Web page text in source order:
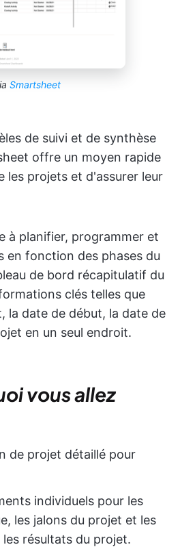
Smartsheet
de suivi et de synthèse
offre un moyen rapide
les projets et d'assurer leur
à planifier, programmer et
en fonction des phases du
de bord récapitulatif du
clés telles que
la date de début, la date de
en un seul endroit.
vous allez
de projet détaillé pour
individuels pour les
les jalons du projet et les
résultats du projet.